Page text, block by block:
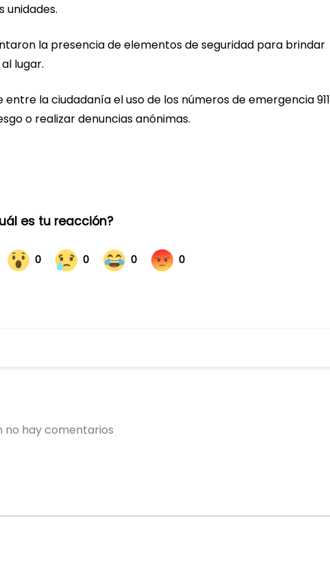
unidades.
la presencia de elementos de seguridad para brindar
lugar.
la ciudadanía el uso de los números de emergencia 911
o realizar denuncias anónimas.